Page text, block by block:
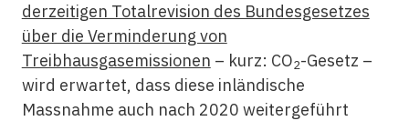
derzeitigen Totalrevision des Bundesgesetzes
über die Verminderung von
Treibhausgasemissionen – kurz: CO2-Gesetz –
wird erwartet, dass diese inländische
Massnahme auch nach 2020 weitergeführt